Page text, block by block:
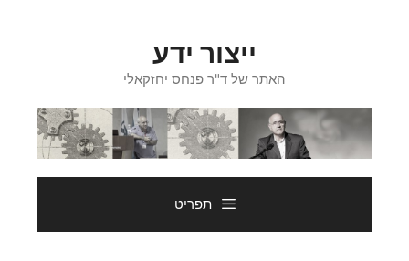
ייצור ידע
האתר של ד"ר פנחס יחזקאלי
תפריט